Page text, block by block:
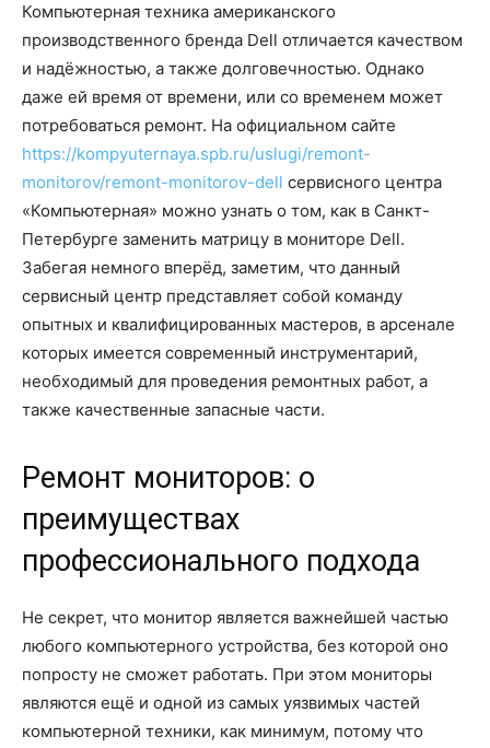
Компьютерная техника американского
производственного бренда Dell отличается качеством
и надёжностью, а также долговечностью. Однако
даже ей время от времени, или со временем может
потребоваться ремонт. На официальном сайте
https://kompyuternaya.spb.ru/uslugi/remont-
monitorov/remont-monitorov-dell сервисного центра
«Компьютерная» можно узнать о том, как в Санкт-
Петербурге заменить матрицу в мониторе Dell.
Забегая немного вперёд, заметим, что данный
сервисный центр представляет собой команду
опытных и квалифицированных мастеров, в арсенале
которых имеется современный инструментарий,
необходимый для проведения ремонтных работ, а
также качественные запасные части.
Ремонт мониторов: о
преимуществах
профессионального подхода
Не секрет, что монитор является важнейшей частью
любого компьютерного устройства, без которой оно
попросту не сможет работать. При этом мониторы
являются ещё и одной из самых уязвимых частей
компьютерной техники, как минимум, потому что